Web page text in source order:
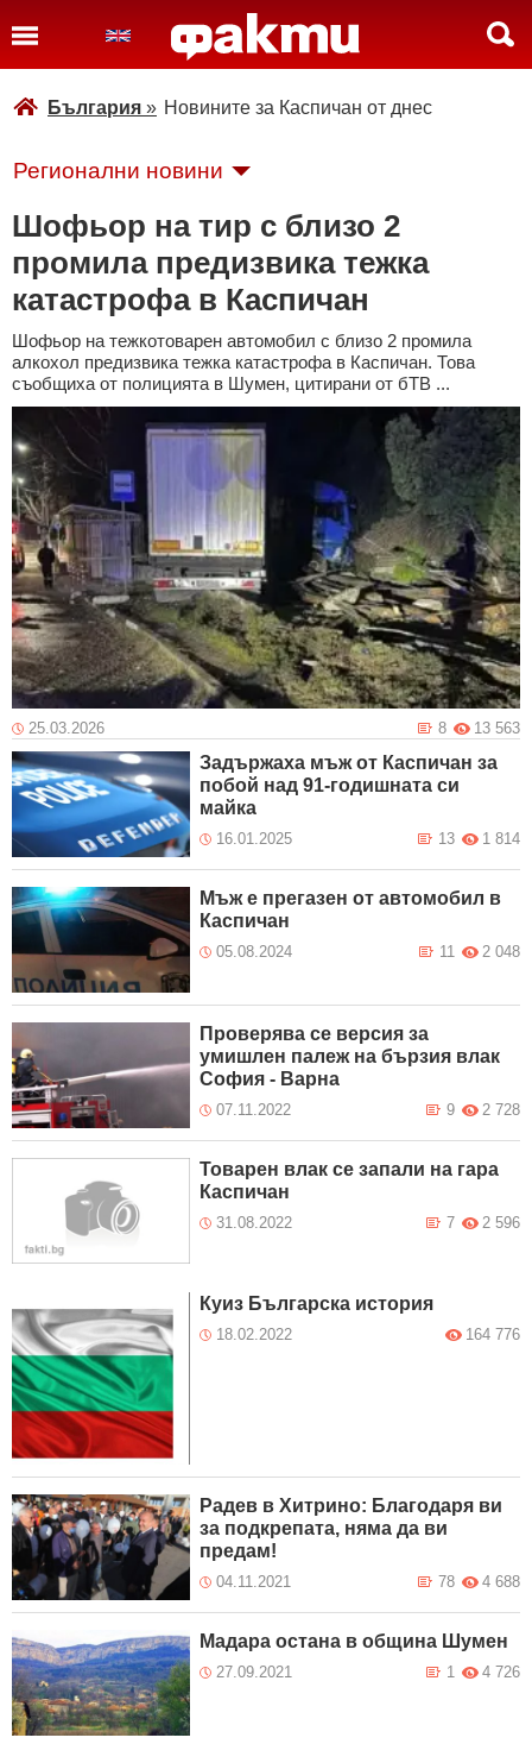
България » Новините за Каспичан от днес
Регионални новини
Шофьор на тир с близо 2
промила предизвика тежка
катастрофа в Каспичан
Шофьор на тежкотоварен автомобил с близо 2 промила
алкохол предизвика тежка катастрофа в Каспичан. Това
съобщиха от полицията в Шумен, цитирани от бТВ ...
25.03.2026 13 563
8
Задържаха мъж от Каспичан за
побой над 91-годишната си
майка
16.01.2025 1 814
13
Мъж е прегазен от автомобил в
Каспичан
05.08.2024 2 048
11
Проверява се версия за
умишлен палеж на бързия влак
София - Варна
07.11.2022 2 728
9
Товарен влак се запали на гара
Каспичан
31.08.2022 2 596
7
Куиз Българска история
18.02.2022 164 776
Радев в Хитрино: Благодаря ви
за подкрепата, няма да ви
предам!
04.11.2021 4 688
78
Мадара остана в община Шумен
27.09.2021 4 726
1